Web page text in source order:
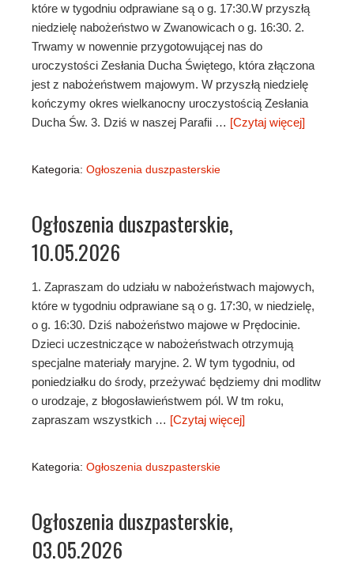
które w tygodniu odprawiane są o g. 17:30.W przyszłą
niedzielę nabożeństwo w Zwanowicach o g. 16:30. 2.
Trwamy w nowennie przygotowującej nas do
uroczystości Zesłania Ducha Świętego, która złączona
jest z nabożeństwem majowym. W przyszłą niedzielę
kończymy okres wielkanocny uroczystością Zesłania
Ducha Św. 3. Dziś w naszej Parafii … [Czytaj więcej]
Kategoria: Ogłoszenia duszpasterskie
Ogłoszenia duszpasterskie,
10.05.2026
1. Zapraszam do udziału w nabożeństwach majowych,
które w tygodniu odprawiane są o g. 17:30, w niedzielę,
o g. 16:30. Dziś nabożeństwo majowe w Prędocinie.
Dzieci uczestniczące w nabożeństwach otrzymują
specjalne materiały maryjne. 2. W tym tygodniu, od
poniedziałku do środy, przeżywać będziemy dni modlitw
o urodzaje, z błogosławieństwem pól. W tm roku,
zapraszam wszystkich … [Czytaj więcej]
Kategoria: Ogłoszenia duszpasterskie
Ogłoszenia duszpasterskie,
03.05.2026